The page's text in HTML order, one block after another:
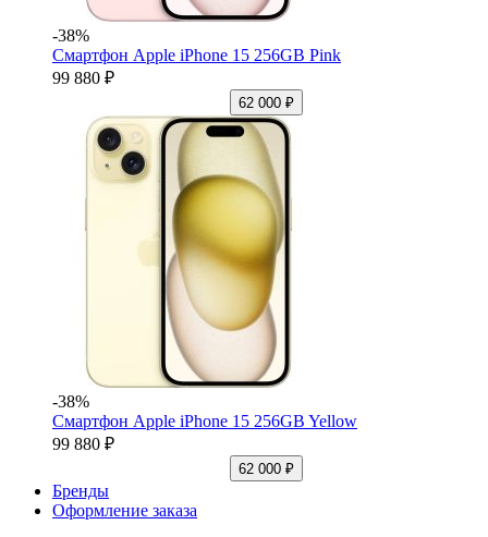
-38%
Смартфон Apple iPhone 15 256GB Pink
99 880 ₽
62 000 ₽
-38%
Смартфон Apple iPhone 15 256GB Yellow
99 880 ₽
62 000 ₽
Бренды
Оформление заказа